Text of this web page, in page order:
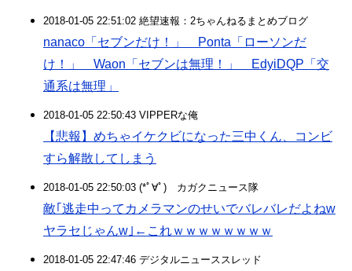
2018-01-05 22:51:02 絶望速報：2ちゃんねるまとめブログ
nanaco「セブンだけ！」 Ponta「ローソンだ
け！」 Waon「セブンは無理！」 EdyiDQP「交
通系は無理」
2018-01-05 22:50:43 VIPPERな俺
【悲報】めちゃイケクビになった三中くん、コンビ
すら解散してしまう
2018-01-05 22:50:03 (*ﾟ∀ﾟ)ゞカガクニュース隊
敵｢逃走中ってカメラマンのせいでバレバレだよねw
ヤラセじゃんw｣←これｗｗｗｗｗｗｗｗ
2018-01-05 22:47:46 デジタルニューススレッド